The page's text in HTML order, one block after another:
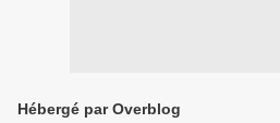
Hébergé par Overblog